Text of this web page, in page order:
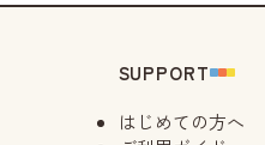
SUPPORT
はじめての方へ